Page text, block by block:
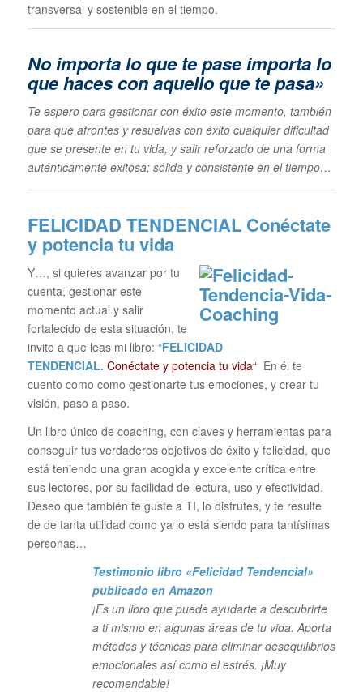
transversal y sostenible en el tiempo.
No importa lo que te pase importa lo
que haces con aquello que te pasa»
Te espero para gestionar con éxito este momento, también
para que afrontes y resuelvas con éxito cualquier dificultad
que se presente en tu vida, y salir reforzado de una forma
auténticamente exitosa; sólida y consistente en el tiempo…
FELICIDAD TENDENCIAL Conéctate
y potencia tu vida
Y…, si quieres avanzar por tu
cuenta, gestionar este
momento actual y salir
fortalecido de esta situación, te
invito a que leas mi libro: “FELICIDAD
TENDENCIAL. Conéctate y potencia tu vida“ En él te
cuento como como gestionarte tus emociones, y crear tu
visión, paso a paso.
Un libro único de coaching, con claves y herramientas para
conseguir tus verdaderos objetivos de éxito y felicidad, que
está teniendo una gran acogida y excelente crítica entre
sus lectores, por su facilidad de lectura, uso y efectividad.
Deseo que también te guste a TI, lo disfrutes, y te resulte
de de tanta utilidad como ya lo está siendo para tantísimas
personas…
Testimonio libro «Felicidad Tendencial»
publicado en Amazon
¡Es un libro que puede ayudarte a descubrirte
a ti mismo en algunas áreas de tu vida. Aporta
métodos y técnicas para eliminar desequilibrios
emocionales así como el estrés. ¡Muy
recomendable!